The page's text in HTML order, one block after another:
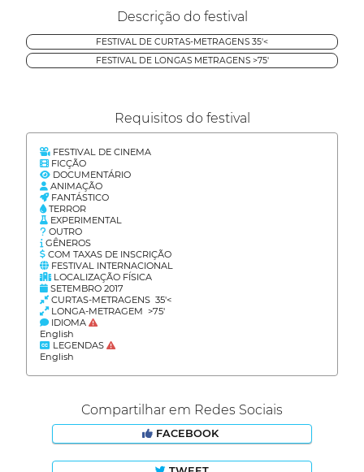
Descrição do festival
FESTIVAL DE CURTAS-METRAGENS 35'<
FESTIVAL DE LONGAS METRAGENS >75'
Requisitos do festival
FESTIVAL DE CINEMA
FICÇÃO
DOCUMENTÁRIO
ANIMAÇÃO
FANTÁSTICO
TERROR
EXPERIMENTAL
OUTRO
GÊNEROS
COM TAXAS DE INSCRIÇÃO
FESTIVAL INTERNACIONAL
LOCALIZAÇÃO FÍSICA
SETEMBRO 2017
CURTAS-METRAGENS 35'<
LONGA-METRAGEM >75'
IDIOMA
English
LEGENDAS
English
Compartilhar em Redes Sociais
FACEBOOK